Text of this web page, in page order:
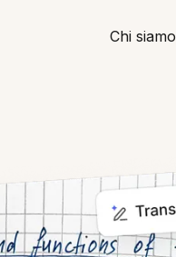
Chi siamo